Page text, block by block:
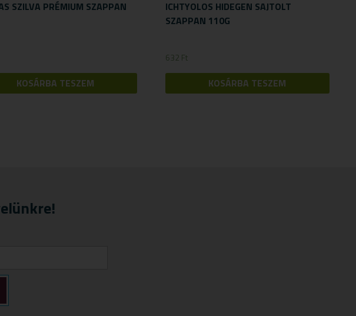
SZILVA PRÉMIUM SZAPPAN
KOSÁRBA TESZEM
ICHTYOLOS HIDEGEN SAJTOLT
SZAPPAN 110G
632 Ft
KOSÁRBA TESZEM